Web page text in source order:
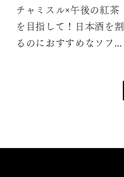
チャミスル×午後の紅茶
を目指して！日本酒を割
るのにおすすめなソフト